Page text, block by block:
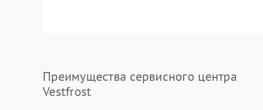
Преимущества сервисного центра
Vestfrost